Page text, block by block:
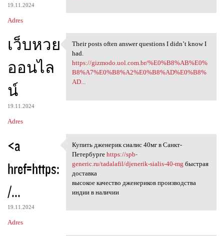
19.11.2024
Adres
เว็บหวย
ออนไล
น์
19.11.2024
Adres
Their posts often answer
Their posts often answer questions I didn’t know I
had.
https://gizmodo.uol.com.br/%E0%B8%AB%E0%
B8%A7%E0%B8%A2%E0%B8%AD%E0%B8%
AD...
<a
href=https:
/...
19.11.2024
Adres
Купить дженерик сиалис 40мг в
Купить дженерик сиалис 40мг в Санкт-
Петербурге https://spb-
generic.ru/tadalafil/djenerik-sialis-40-mg быстрая
доставка
высокое качество дженериков производства
индии в наличии